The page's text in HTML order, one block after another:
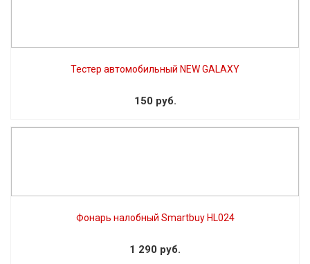
Тестер автомобильный NEW GALAXY
150 руб.
Фонарь налобный Smartbuy HL024
1 290 руб.